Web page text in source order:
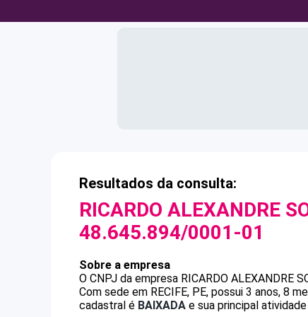
Resultados da consulta:
RICARDO ALEXANDRE
48.645.894/0001-01
Sobre a empresa
O CNPJ da empresa RICARDO ALEXANDRE
Com sede em RECIFE, PE, possui 3 anos, 8
cadastral é BAIXADA e sua principal